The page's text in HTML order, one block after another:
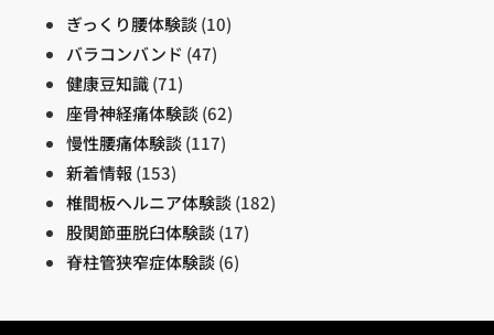
ぎっくり腰体験談(10)
バラコンバンド (47)
健康豆知識(71)
座骨神経痛体験談(62)
慢性腰痛体験談(117)
新着情報 (153)
椎間板ヘルニア体験談(182)
股関節亜脱臼体験談(17)
脊柱管狭窄症体験談(6)